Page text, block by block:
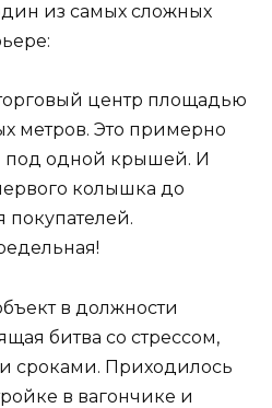
из самых сложных
центр площадью
метров. Это примерно
под одной крышей. И
колышка до
покупателей.
в должности
битва со стрессом,
сроками. Приходилось
в вагончике и